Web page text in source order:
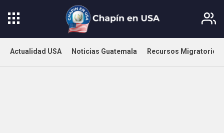
Actualidad USA Noticias Guatemala Recursos Migratorios